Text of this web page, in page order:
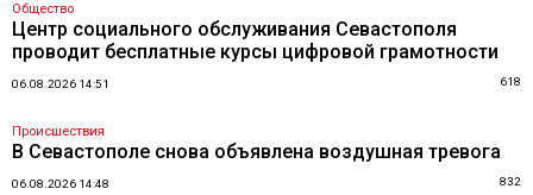
Общество
Центр социального обслуживания Севастополя
проводит бесплатные курсы цифровой грамотности
06.08.2026 14:51 618
Происшествия
В Севастополе снова объявлена воздушная тревога
06.08.2026 14:48 832